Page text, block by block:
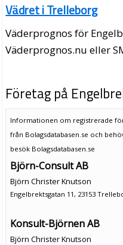
Vädret i Trelleborg
Väderprognos för
Väderprognos.nu eller
Företag på
Informationen om registrerade
från Bolagsdatabasen.se och
besök Bolagsdatabasen.se
Björn-Consult AB
Björn Christer Knutson
Engelbrektsgatan 11, 23153
Konsult-Björnen AB
Björn Christer Knutson